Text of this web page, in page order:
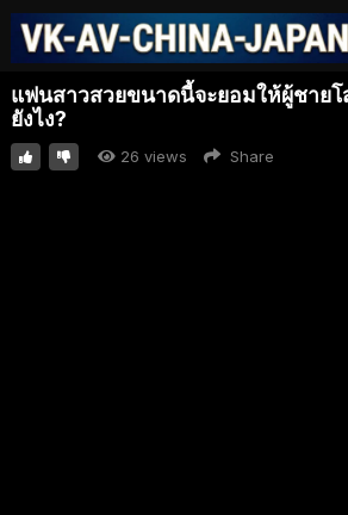
แฟนสาวสวยขนาดนี้จะยอมให้ผู้ชายโ
ยังไง?
26 views Share